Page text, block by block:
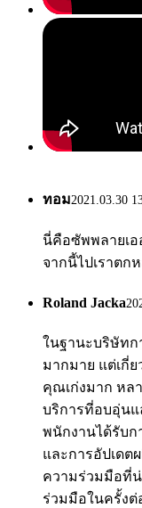
ทอม2021.03.30
นี่คือซัพพลายเ
จากนี้ไปเราตก
Roland Jacka
ในฐานะบริษัทก
มากมาย แต่เกี่
คุณเก่งมาก หล
บริการที่อบอุ่นแ
พนักงานได้รับก
และการอัปเดต
ความร่วมมือที่น่
ร่วมมือในครั้งต่